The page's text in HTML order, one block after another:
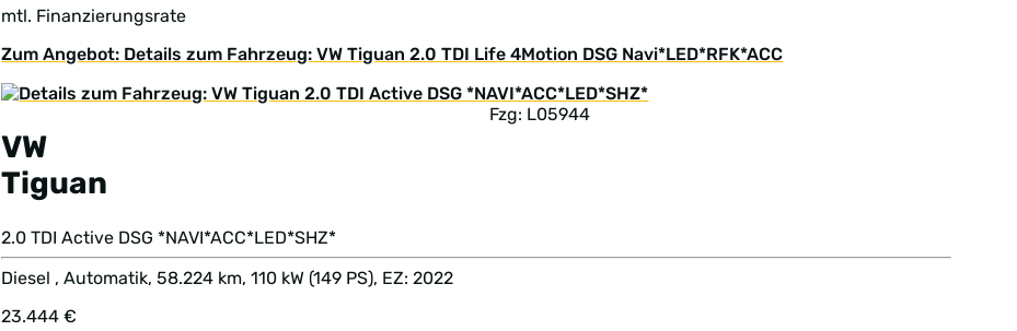
mtl. Finanzierungsrate
Zum Angebot: Details zum Fahrzeug: VW Tiguan 2.0 TDI Life 4Motion DSG Navi*LED*RFK*ACC
VW
Tiguan
Fzg: L05944
2.0 TDI Active DSG *NAVI*ACC*LED*SHZ*
Diesel , Automatik, 58.224 km, 110 kW (149 PS), EZ: 2022
23.444 €